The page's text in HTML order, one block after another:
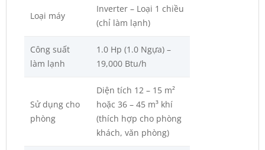
Loại máy
Inverter – Loại 1 chiều
(chỉ làm lạnh)
Công suất
làm lạnh
1.0 Hp (1.0 Ngựa) –
19,000 Btu/h
Sử dụng cho
phòng
Diện tích 12 – 15 m²
hoặc 36 – 45 m³ khí
(thích hợp cho phòng
khách, văn phòng)